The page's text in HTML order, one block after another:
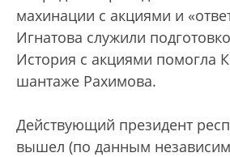
махинации с акциями и
Игнатова служили
История с акциями помогла
шантаже Рахимова.
Действующий президент
вышел (по данным